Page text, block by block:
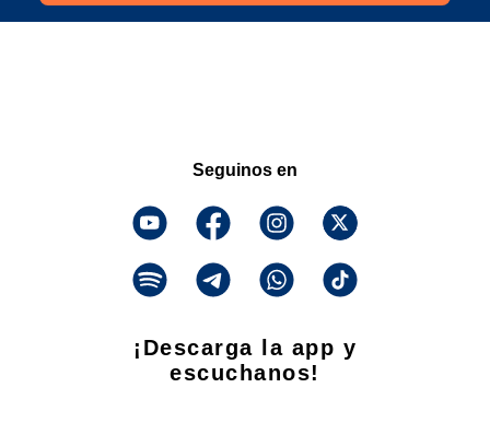
Seguinos en
¡Descarga la app y
escuchanos!